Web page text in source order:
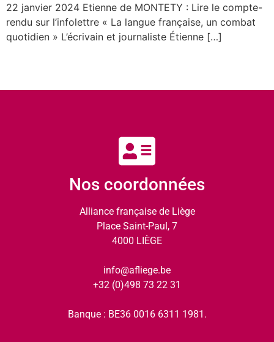
22 janvier 2024 Etienne de MONTETY : Lire le compte-
rendu sur l’infolettre « La langue française, un combat
quotidien » L’écrivain et journaliste Étienne […]
Nos coordonnées
Alliance française de Liège
Place Saint-Paul, 7
4000 LIÈGE
info@afliege.be
+32 (0)498 73 22 31
Banque : BE36 0016 6311 1981.